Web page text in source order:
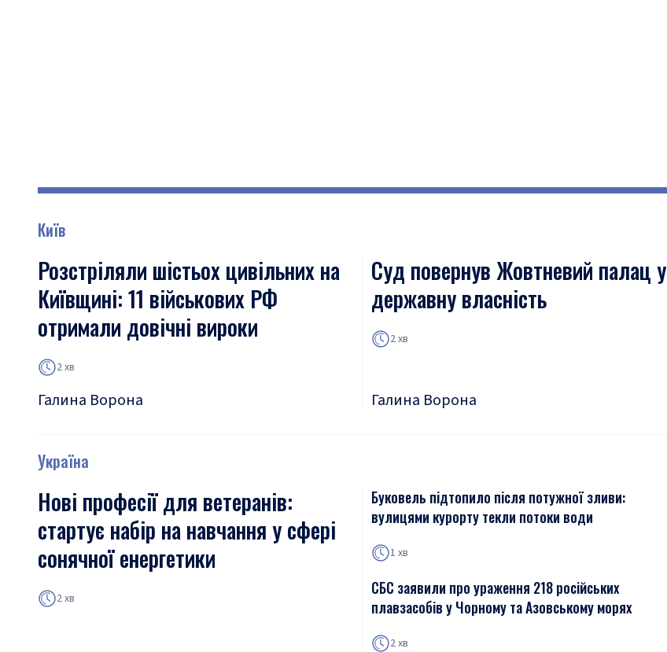
Київ
Розстріляли шістьох цивільних на
Київщині: 11 військових РФ
отримали довічні вироки
2 хв
Галина Ворона
Суд повернув Жовтневий палац у
державну власність
2 хв
Галина Ворона
Україна
Нові професії для ветеранів:
стартує набір на навчання у сфері
сонячної енергетики
2 хв
Буковель підтопило після потужної зливи:
вулицями курорту текли потоки води
1 хв
СБС заявили про ураження 218 російських
плавзасобів у Чорному та Азовському морях
2 хв